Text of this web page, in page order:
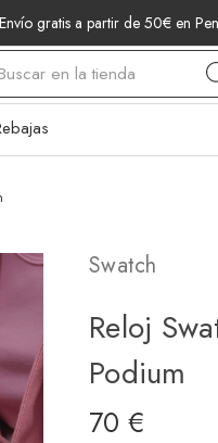
gratis a partir de 50€ en
Swatch
Reloj
Podium
70 €